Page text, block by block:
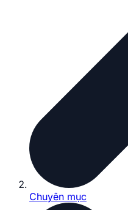
Chuyên mục